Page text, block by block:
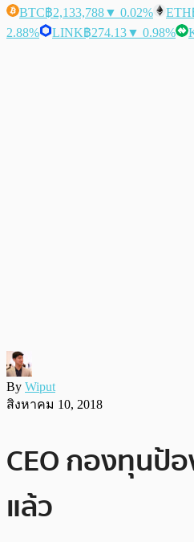
BTC฿2,133,788▼ 0.02% ETH
2.88%
LINK฿274.13▼ 0.98%
By Wiput
สิงหาคม 10, 2018
CEO กองทุนป้
แล้ว